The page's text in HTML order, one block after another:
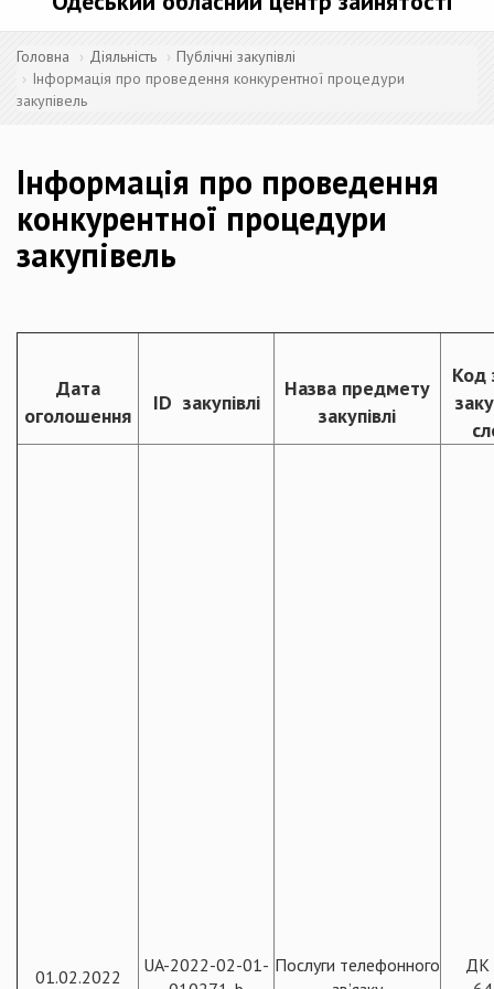
Головна Діяльність
Публічні закупівлі
Інформація про проведення конкурентної процедури
закупівель
Інформація про проведення
конкурентної процедури
закупівель
Дата
оголошення
ID закупівлі
Назва предмету
закупівлі
Код
01.02.2022
UA-2022-02-01- Послуги телефонного
ДК